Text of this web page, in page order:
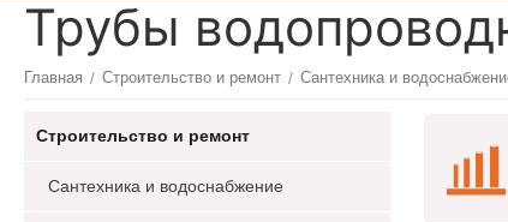
Трубы
Главная / Строительство и ремонт / Сантехника и
Строительство и ремонт
Сантехника и водоснабжение